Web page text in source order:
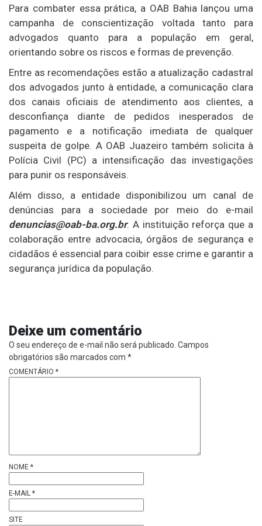
Para combater essa prática, a OAB Bahia lançou uma
campanha de conscientização voltada tanto para
advogados quanto para a população em geral,
orientando sobre os riscos e formas de prevenção.
Entre as recomendações estão a atualização cadastral
dos advogados junto à entidade, a comunicação clara
dos canais oficiais de atendimento aos clientes, a
desconfiança diante de pedidos inesperados de
pagamento e a notificação imediata de qualquer
suspeita de golpe. A OAB Juazeiro também solicita à
Polícia Civil (PC) a intensificação das investigações
para punir os responsáveis.
Além disso, a entidade disponibilizou um canal de
denúncias para a sociedade por meio do e-mail
denuncias@oab-ba.org.br. A instituição reforça que a
colaboração entre advocacia, órgãos de segurança e
cidadãos é essencial para coibir esse crime e garantir a
segurança jurídica da população.
Deixe um comentário
O seu endereço de e-mail não será publicado. Campos
obrigatórios são marcados com *
COMENTÁRIO *
NOME *
E-MAIL *
SITE